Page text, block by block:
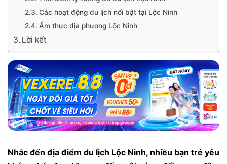
Các hoạt động du lịch nổi bật tại Lộc Ninh
Ẩm thực địa phương Lộc Ninh
Lời kết
Nhắc đến địa điểm du lịch Lộc Ninh, nhiều bạn trẻ yêu